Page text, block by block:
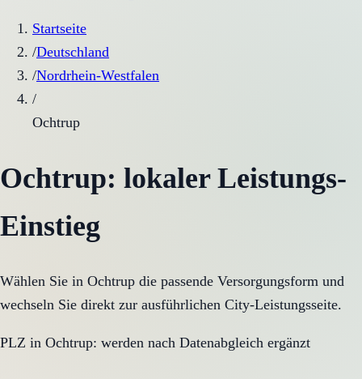
Startseite
/Deutschland
/Nordrhein-Westfalen
/
Ochtrup
Ochtrup: lokaler Leistungs-
Einstieg
Wählen Sie in Ochtrup die passende Versorgungsform und
wechseln Sie direkt zur ausführlichen City-Leistungsseite.
PLZ in Ochtrup: werden nach Datenabgleich ergänzt